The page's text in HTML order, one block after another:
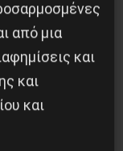
νέο
έλεγχο και
λαό.
προς τα
από μια
και
και
και